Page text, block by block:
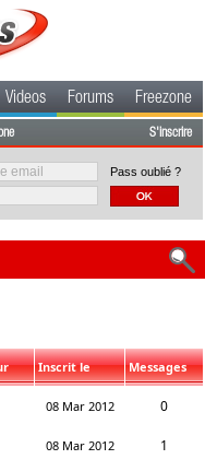
Videos Forums Freezone
S'inscrire
Pass oublié ?
Inscrit le Messages
08 Mar 2012 0
08 Mar 2012 1